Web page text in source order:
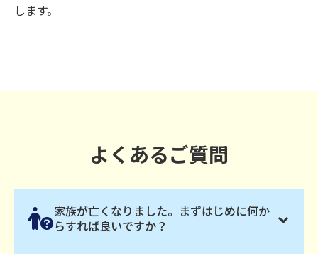
します。
よくあるご質問
家族が亡くなりました。まずはじめに何か
らすれば良いですか？